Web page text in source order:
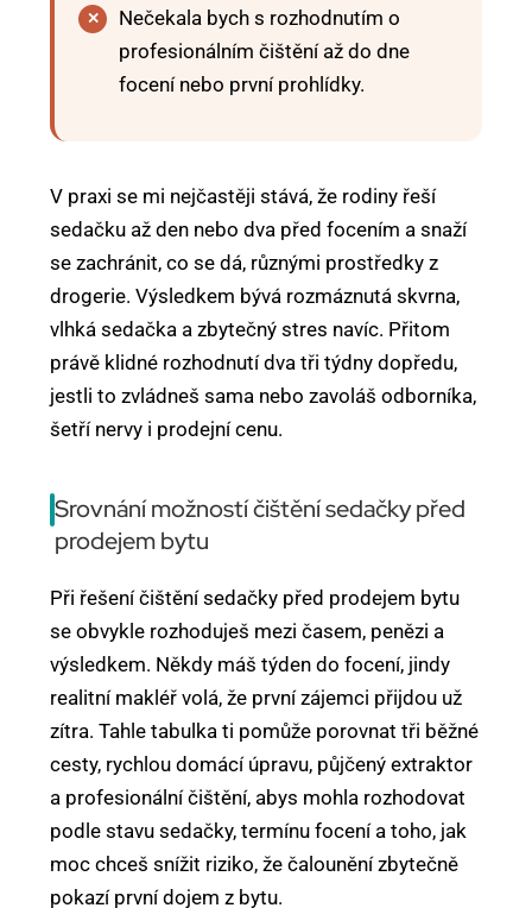
Nečekala bych s rozhodnutím o
profesionálním čištění až do dne
focení nebo první prohlídky.
V praxi se mi nejčastěji stává, že rodiny řeší
sedačku až den nebo dva před focením a snaží
se zachránit, co se dá, různými prostředky z
drogerie. Výsledkem bývá rozmáznutá skvrna,
vlhká sedačka a zbytečný stres navíc. Přitom
právě klidné rozhodnutí dva tři týdny dopředu,
jestli to zvládneš sama nebo zavoláš odborníka,
šetří nervy i prodejní cenu.
Srovnání možností čištění sedačky před
prodejem bytu
Při řešení čištění sedačky před prodejem bytu
se obvykle rozhoduješ mezi časem, penězi a
výsledkem. Někdy máš týden do focení, jindy
realitní makléř volá, že první zájemci přijdou už
zítra. Tahle tabulka ti pomůže porovnat tři běžné
cesty, rychlou domácí úpravu, půjčený extraktor
a profesionální čištění, abys mohla rozhodovat
podle stavu sedačky, termínu focení a toho, jak
moc chceš snížit riziko, že čalounění zbytečně
pokazí první dojem z bytu.